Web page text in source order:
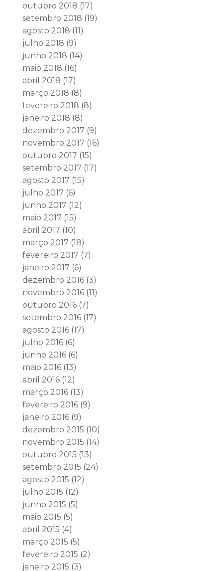
outubro 2018 (17)
setembro 2018 (19)
agosto 2018 (11)
julho 2018 (9)
junho 2018 (14)
maio 2018 (16)
abril 2018 (17)
março 2018 (8)
fevereiro 2018 (8)
janeiro 2018 (8)
dezembro 2017 (9)
novembro 2017 (16)
outubro 2017 (15)
setembro 2017 (17)
agosto 2017 (15)
julho 2017 (6)
junho 2017 (12)
maio 2017 (15)
abril 2017 (10)
março 2017 (18)
fevereiro 2017 (7)
janeiro 2017 (6)
dezembro 2016(3)
novembro 2016(11)
outubro 2016(7)
setembro 2016(17)
agosto 2016(17)
julho 2016(6)
junho 2016(6)
maio 2016(13)
abril 2016(12)
março 2016(13)
fevereiro 2016(9)
janeiro 2016(9)
dezembro 2015 (10)
novembro 2015 (14)
outubro 2015 (13)
setembro 2015 (24)
agosto 2015 (12)
julho 2015 (12)
junho 2015 (5)
maio 2015 (5)
abril 2015 (4)
março 2015 (5)
fevereiro 2015 (2)
janeiro 2015 (3)